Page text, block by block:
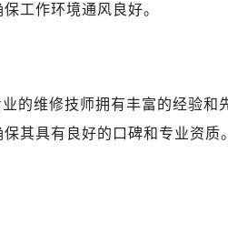
工作环境通风良好。
的维修技师拥有丰富的经验和
其具有良好的口碑和专业资质。